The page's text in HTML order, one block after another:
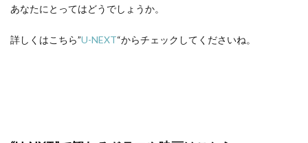
あなたにとってはどうでしょうか。
詳しくはこちら”U-NEXT“からチェックしてくださいね。